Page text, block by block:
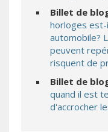
Billet de
horloges
automobile?
peuvent
risquent de
Billet de
quand il est
d'accrocher